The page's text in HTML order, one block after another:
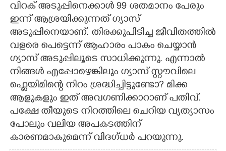
CARTOONS
LITERATURE
ZOOM
CONTACT US
വിറക് അടുപ്പിനെക്കാൾ 99 ശതമാനം പേരും
ഇന്ന് ആശ്രയിക്കുന്നത് ഗ്യാസ്
അടുപ്പിനെയാണ്. തിരക്കുപിടിച്ച ജീവിതത്തിൽ
വളരെ പെട്ടെന്ന് ആഹാരം പാകം ചെയ്യാൻ
ഗ്യാസ് അടുപ്പിലൂടെ സാധിക്കുന്നു. എന്നാൽ
നിങ്ങൾ എപ്പോഴെങ്കിലും ഗ്യാസ് സ്റ്റൗവിലെ
ഫ്ളെയിമിന്റെ നിറം ശ്രദ്ധിച്ചിട്ടുണ്ടോ? മിക്ക
ആളുകളും ഇത് അവഗണിക്കാറാണ് പതിവ്.
പക്ഷേ തീയുടെ നിറത്തിലെ ചെറിയ വ്യത്യാസം
പോലും വലിയ അപകടത്തിന്
കാരണമാകുമെന്ന് വിദഗ്ധർ പറയുന്നു.